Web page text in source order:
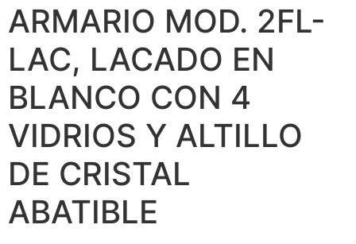
ARMARIO MOD. 2FL-
LAC, LACADO EN
BLANCO CON 4
VIDRIOS Y ALTILLO
DE CRISTAL
ABATIBLE